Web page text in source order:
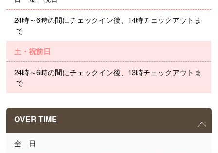
24時～6時の間にチェックイン後、14時チェックアウトま
で
土・祝前日
24時～6時の間にチェックイン後、13時チェックアウトま
で
OVER TIME
全　日